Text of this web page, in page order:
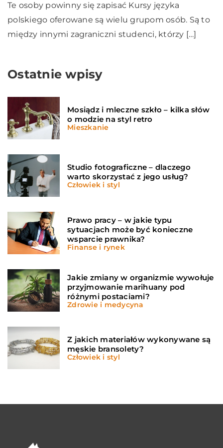
Te osoby powinny się zapisać Kursy języka
polskiego oferowane są wielu grupom osób. Są to
między innymi zagraniczni studenci, którzy […]
Ostatnie wpisy
Mosiądz i mleczne szkło – kilka słów
o modzie na styl retro
Mieszkanie
Studio fotograficzne – dlaczego
warto skorzystać z jego usług?
Człowiek i styl
Prawo pracy – w jakie typu
sytuacjach może być konieczne
wsparcie prawnika?
Finanse i rynek
Jakie zmiany w organizmie wywołuje
przyjmowanie marihuany pod
różnymi postaciami?
Zdrowie i medycyna
Z jakich materiałów wykonywane są
męskie bransolety?
Człowiek i styl